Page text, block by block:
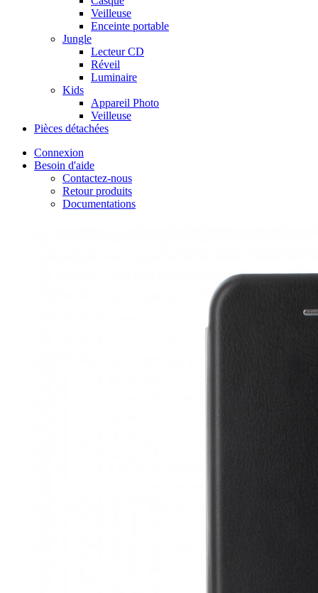
Veilleuse
Enceinte portable
Jungle
Lecteur CD
Réveil
Luminaire
Kids
Appareil Photo
Veilleuse
Pièces détachées
Connexion
Besoin d'aide
Contactez-nous
Retour produits
Documentations